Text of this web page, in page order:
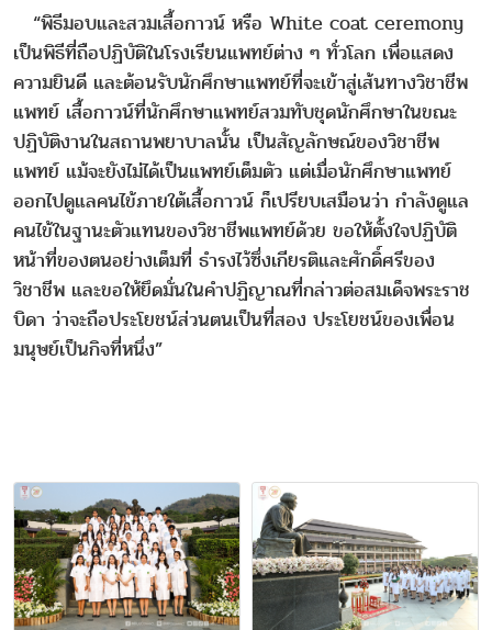
“พิธีมอบและสวมเสื้อกาวน์ หรือ White coat ceremony
เป็นพิธีที่ถือปฏิบัติในโรงเรียนแพทย์ต่าง ๆ ทั่วโลก เพื่อแสดง
ความยินดี และต้อนรับนักศึกษาแพทย์ที่จะเข้าสู่เส้นทางวิชาชีพ
แพทย์ เสื้อกาวน์ที่นักศึกษาแพทย์สวมทับชุดนักศึกษาในขณะ
ปฏิบัติงานในสถานพยาบาลนั้น เป็นสัญลักษณ์ของวิชาชีพ
แพทย์ แม้จะยังไม่ได้เป็นแพทย์เต็มตัว แต่เมื่อนักศึกษาแพทย์
ออกไปดูแลคนไข้ภายใต้เสื้อกาวน์ ก็เปรียบเสมือนว่า กำลังดูแล
คนไข้ในฐานะตัวแทนของวิชาชีพแพทย์ด้วย ขอให้ตั้งใจปฏิบัติ
หน้าที่ของตนอย่างเต็มที่ ธำรงไว้ซึ่งเกียรติและศักดิ์ศรีของ
วิชาชีพ และขอให้ยึดมั่นในคำปฏิญาณที่กล่าวต่อสมเด็จพระราช
บิดา ว่าจะถือประโยชน์ส่วนตนเป็นที่สอง ประโยชน์ของเพื่อน
มนุษย์เป็นกิจที่หนึ่ง”